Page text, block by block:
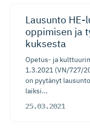
Lausunto
oppimisen ja
kuksesta
Opetus- ja
1.3.2021 (VN/727/
on pyytänyt
laiksi...
25.03.2021